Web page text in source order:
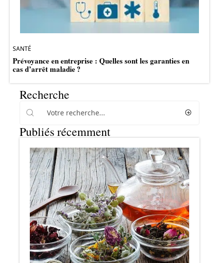
SANTÉ
Prévoyance en entreprise : Quelles sont les garanties en
cas d’arrêt maladie ?
Recherche
Publiés récemment